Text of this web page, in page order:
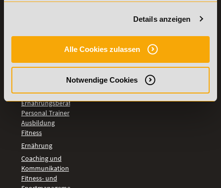
Details anzeigen
Alle Cookies zulassen
Notwendige Cookies
Fernlehrgang
Ernährungsberater
Personal Trainer
Personal Coach
werden
Mentaltrainer
Motivationstrainer
BILDUNGSBEREICHE
Fernlehrgang
Ernährungsberater
Personal Trainer
Ausbildung
Fitness
Ernährung
Coaching und
Kommunikation
Fitness- und